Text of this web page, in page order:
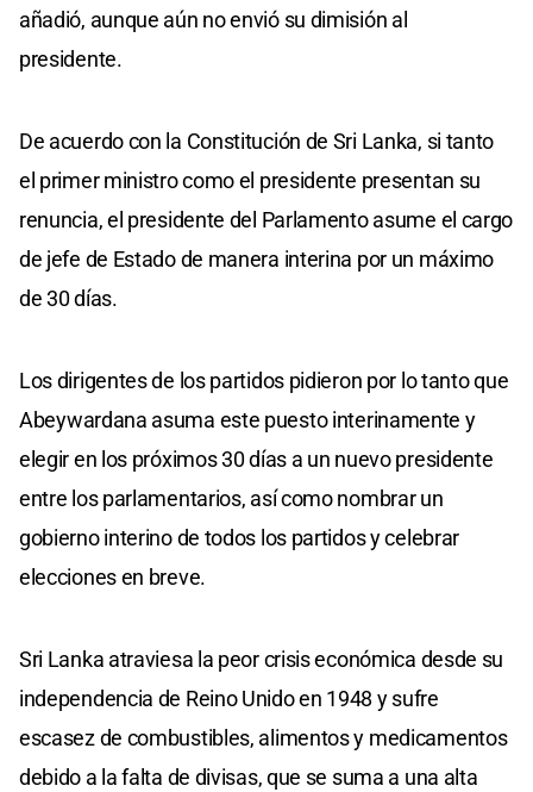
añadió, aunque aún no envió su dimisión al
presidente.
De acuerdo con la Constitución de Sri Lanka, si tanto
el primer ministro como el presidente presentan su
renuncia, el presidente del Parlamento asume el cargo
de jefe de Estado de manera interina por un máximo
de 30 días.
Los dirigentes de los partidos pidieron por lo tanto que
Abeywardana asuma este puesto interinamente y
elegir en los próximos 30 días a un nuevo presidente
entre los parlamentarios, así como nombrar un
gobierno interino de todos los partidos y celebrar
elecciones en breve.
Sri Lanka atraviesa la peor crisis económica desde su
independencia de Reino Unido en 1948 y sufre
escasez de combustibles, alimentos y medicamentos
debido a la falta de divisas, que se suma a una alta